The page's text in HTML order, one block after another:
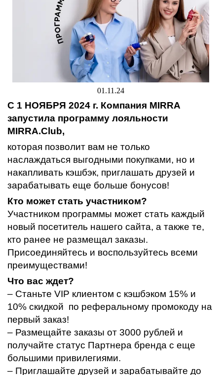
01.11.24
С 1 НОЯБРЯ 2024 г. Компания MIRRA
запустила программу лояльности
MIRRA.Club,
которая позволит вам не только
наслаждаться выгодными покупками, но и
накапливать кэшбэк, приглашать друзей и
зарабатывать еще больше бонусов!
Кто может стать участником?
Участником программы может стать каждый
новый посетитель нашего сайта, а также те,
кто ранее не размещал заказы.
Присоединяйтесь и воспользуйтесь всеми
преимуществами!
Что вас ждет?
– Станьте VIP клиентом с кэшбэком 15% и
10% скидкой по реферальному промокоду на
первый заказ!
– Размещайте заказы от 3000 рублей и
получайте статус Партнера бренда с еще
большими привилегиями.
– Приглашайте друзей и зарабатывайте до